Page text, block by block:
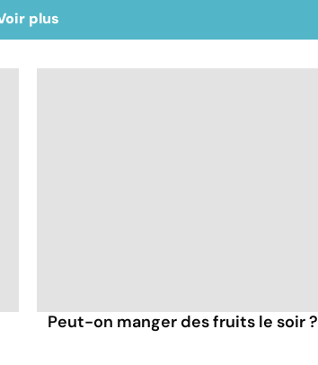
plus
Peut-on manger des fruits le soir ?